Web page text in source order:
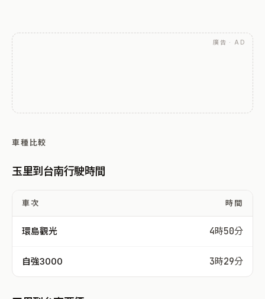
廣告 · AD
車種比較
玉里到台南行駛時間
車次 時間
環島觀光 4時50分
自強3000 3時29分